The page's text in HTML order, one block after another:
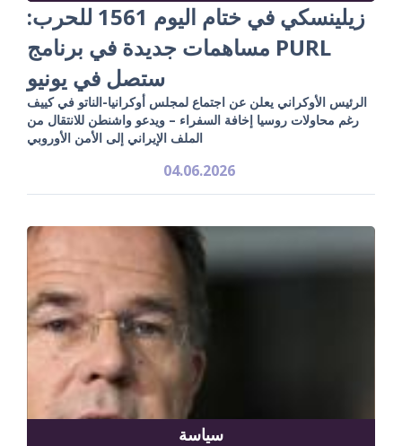
زيلينسكي في ختام اليوم 1561 للحرب:
مساهمات جديدة في برنامج PURL
ستصل في يونيو
الرئيس الأوكراني يعلن عن اجتماع لمجلس أوكرانيا-الناتو في كييف
رغم محاولات روسيا إخافة السفراء – ويدعو واشنطن للانتقال من
الملف الإيراني إلى الأمن الأوروبي
04.06.2026
سياسة